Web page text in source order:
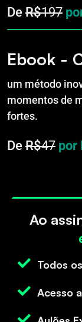
De R$197
Ebook -
um método
momentos de
fortes.
De R$47 por
Ao
Todos
Acesso